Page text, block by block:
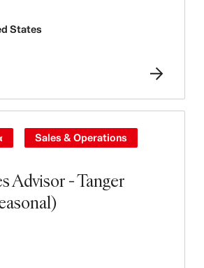
States
Advisor - Tanger
Sales & Operations